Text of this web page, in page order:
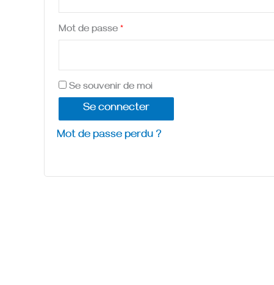
Mot de passe *
Se souvenir de moi
Se connecter
Mot de passe perdu ?